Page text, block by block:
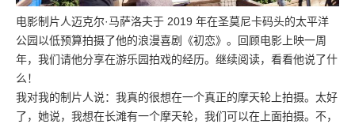
电影制片人迈克尔·马萨洛夫于 2019 年在圣莫尼卡码头的太平洋
公园以低预算拍摄了他的浪漫喜剧《初恋》。回顾电影上映一周
年，我们请他分享在游乐园拍戏的经历。继续阅读，看看他说了什
么！
我对我的制片人说：我真的很想在一个真正的摩天轮上拍摄。太好
了，她说，我想在长滩有一个摩天轮，我们可以在上面拍摄。不，